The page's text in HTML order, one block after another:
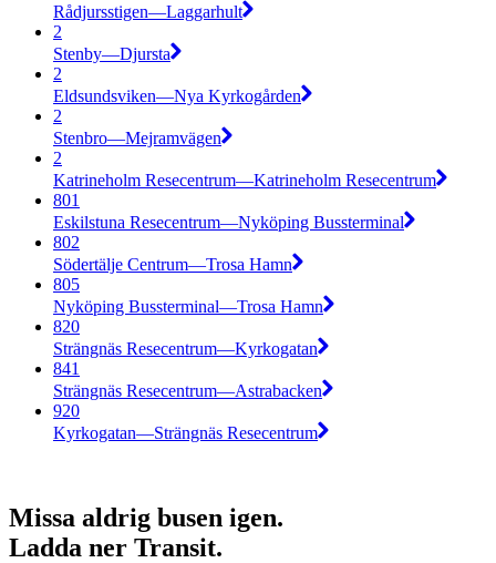
Rådjursstigen—Laggarhult
2
Stenby—Djursta
2
Eldsundsviken—Nya Kyrkogården
2
Stenbro—Mejramvägen
2
Katrineholm Resecentrum—Katrineholm Resecentrum
801
Eskilstuna Resecentrum—Nyköping Bussterminal
802
Södertälje Centrum—Trosa Hamn
805
Nyköping Bussterminal—Trosa Hamn
820
Strängnäs Resecentrum—Kyrkogatan
841
Strängnäs Resecentrum—Astrabacken
920
Kyrkogatan—Strängnäs Resecentrum
Missa aldrig busen igen.
Ladda ner Transit.